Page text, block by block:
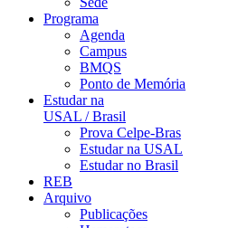
Programa
Agenda
Campus
BMQS
Ponto de Memória
Estudar na
USAL / Brasil
Prova Celpe-Bras
Estudar na USAL
Estudar no Brasil
REB
Arquivo
Publicações